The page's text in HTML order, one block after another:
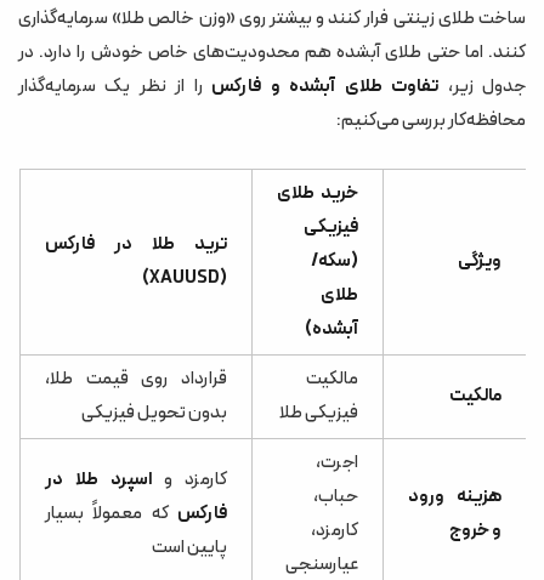
ساخت طلای زینتی فرار کنند و بیشتر روی «وزن خالص طلا» سرمایه‌گذاری
کنند. اما حتی طلای آبشده هم محدودیت‌های خاص خودش را دارد. در
جدول زیر، تفاوت طلای آبشده و فارکس را از نظر یک سرمایه‌گذار
محافظه‌کار بررسی می‌کنیم:
ویژگی
خرید طلای
فیزیکی
(سکه/
طلای
آبشده)
ترید طلا در فارکس
(XAUUSD)
مالکیت
مالکیت
فیزیکی طلا
قرارداد روی قیمت طلا،
بدون تحویل فیزیکی
هزینه ورود
و خروج
اجرت،
حباب،
کارمزد،
عیارسنجی
کارمزد و اسپرد طلا در
فارکس که معمولاً بسیار
پایین است